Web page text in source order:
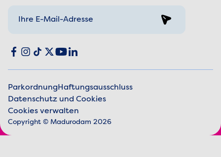
Social media
Facebook
Instagram
TikTok
X YouTube
LinkedIn
Juristische Informationen
ParkordnungHaftungsausschluss
Datenschutz und Cookies
Cookies verwalten
Copyright © Madurodam 2026